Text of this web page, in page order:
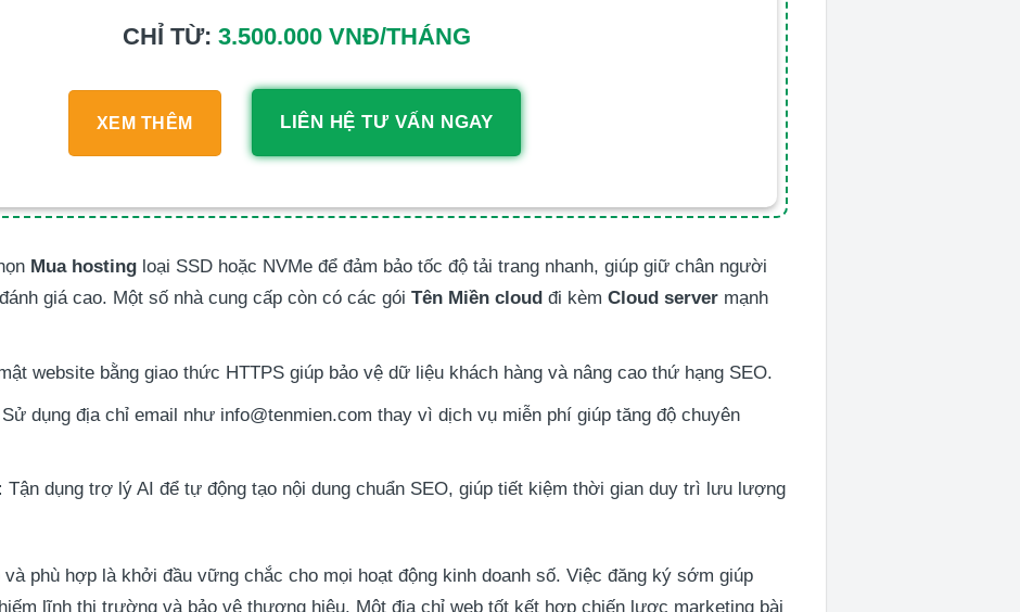
CHỈ TỪ: 3.500.000 VNĐ/THÁNG
XEM THÊM LIÊN HỆ TƯ VẤN NGAY
Mua hosting loại SSD hoặc NVMe để đảm bảo tốc độ tải trang nhanh, giúp giữ chân người
giá cao. Một số nhà cung cấp còn có các góiTên Miền cloud đi kèmCloud server mạnh
website bằng giao thức HTTPS giúp bảo vệ dữ liệu khách hàng và nâng cao thứ hạng SEO.
Sử dụng địa chỉ email như info@tenmien.com thay vì dịch vụ miễn phí giúp tăng độ chuyên
Tận dụng trợ lý AI để tự động tạo nội dung chuẩn SEO, giúp tiết kiệm thời gian duy trì lưu lượng
phù hợp là khởi đầu vững chắc cho mọi hoạt động kinh doanh số. Việc đăng ký sớm giúp
lĩnh thị trường và bảo vệ thương hiệu. Một địa chỉ web tốt kết hợp chiến lược marketing bài